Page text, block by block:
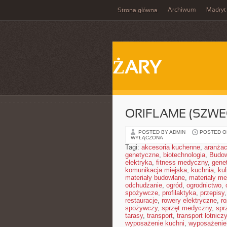
Strona główna Archiwum Madryt
ŻARY
ORIFLAME
POSTED BY ADMIN POSTED
WYŁĄCZONA
Tagi: akcesoria kuchenne,
genetyczne, biotechnologia,
elektryka, fitness medyczny,
komunikacja miejska, kuchnia,
materiały budowlane, materiały
odchudzanie, ogród, ogrodnictwo,
spożywcze, profilaktyka, przepisy,
restauracje, rowery elektryczne,
spożywczy, sprzęt medyczny,
tarasy, transport, transport lotniczy
wyposażenie kuchni,